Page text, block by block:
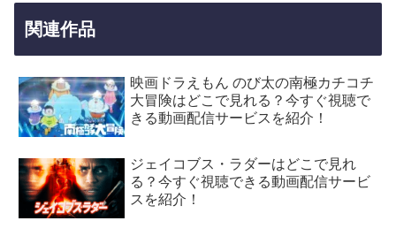
関連作品
映画ドラえもん のび太の南極カチコチ
大冒険はどこで見れる？今すぐ視聴で
きる動画配信サービスを紹介！
ジェイコブス・ラダーはどこで見れ
る？今すぐ視聴できる動画配信サービ
スを紹介！